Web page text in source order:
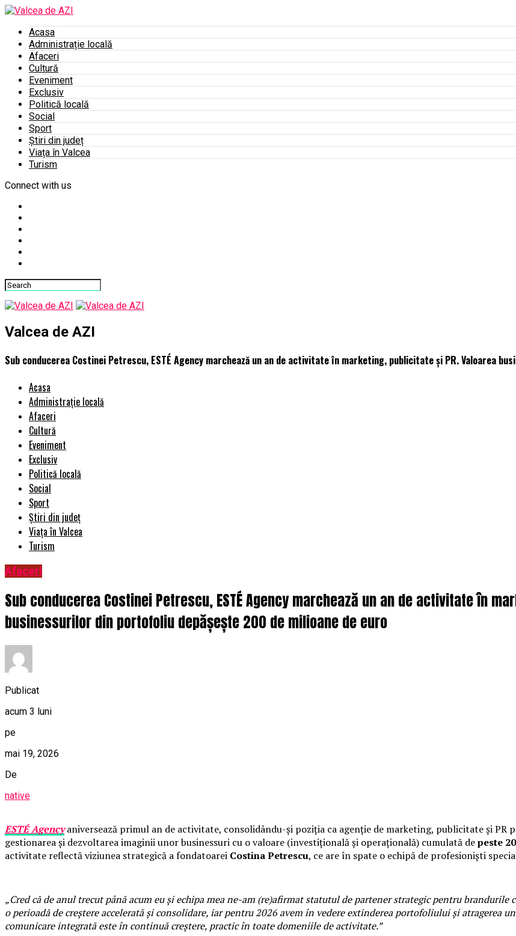
Acasa
Administrație locală
Afaceri
Cultură
Eveniment
Exclusiv
Politică locală
Social
Sport
Știri din județ
Viața în Valcea
Turism
Connect with us
Valcea de AZI
Sub conducerea Costinei Petrescu, ESTÉ Agency marchează un an de activitate în marketing, publicitate și PR. Valoarea
Acasa
Administrație locală
Afaceri
Cultură
Eveniment
Exclusiv
Politică locală
Social
Sport
Știri din județ
Viața în Valcea
Turism
Afaceri
Sub conducerea Costinei Petrescu, ESTÉ Agency marchează un an de activitate în
businessurilor din portofoliu depășește 200 de milioane de euro
Publicat
acum 3 luni
pe
mai 19, 2026
De
native
ESTÉ Agencyaniversează primul an de activitate, consolidându-și poziția ca agenție de marketing, publicitate și PR
gestionarea și dezvoltarea imaginii unor businessuri cu o valoare (investițională și operațională) cumulată depeste
activitate reflectă viziunea strategică a fondatoarei Costina Petrescu, ce are în spate o echipă de profesioniști
„Cred că de anul trecut până acum eu și echipa mea ne-am (re)afirmat statutul de partener strategic pentru
o perioadă de creștere accelerată și consolidare, iar pentru 2026 avem în vedere extinderea portofoliului și atragerea
comunicare integrată este în continuă creștere, practic în toate domeniile de activitate.”